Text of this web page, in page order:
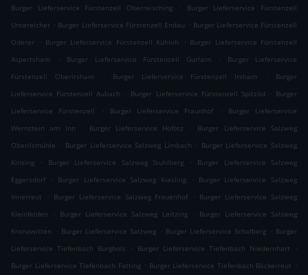
Burger Lieferservice Fürstenzell Oberreisching
.
Burger Lieferservice Fürstenzell
Untereichet . Burger Lieferservice Fürstenzell Endau . Burger Lieferservice Fürstenzell
Oderer . Burger Lieferservice Fürstenzell Kühloh . Burger Lieferservice Fürstenzell
Aspertsham
. Burger Lieferservice Fürstenzell Gurlarn .
Burger Lieferservice
Fürstenzell Oberirsham
. Burger Lieferservice Fürstenzell Irsham .
Burger
Lieferservice Fürstenzell Aubach
. Burger Lieferservice Fürstenzell Spitzöd . Burger
Lieferservice Fürstenzell
. Burger Lieferservice Fraunhof .
Burger Lieferservice
Wernstein am Inn
. Burger Lieferservice Hofötz .
Burger Lieferservice Salzweg
Oberilzmühle
. Burger Lieferservice Salzweg Limbach . Burger Lieferservice Salzweg
Kinsing
. Burger Lieferservice Salzweg Stuhlberg .
Burger Lieferservice Salzweg
Eggersdorf
. Burger Lieferservice Salzweg Kiesling .
Burger Lieferservice Salzweg
Innerreut
. Burger Lieferservice Salzweg Frauenhof . Burger Lieferservice Salzweg
Kleinfelden
. Burger Lieferservice Salzweg Leitzing . Burger Lieferservice Salzweg
Kronawitten . Burger Lieferservice Salzweg . Burger Lieferservice Schafberg . Burger
Lieferservice Tiefenbach Burgholz
. Burger Lieferservice Tiefenbach Niedernhart
.
Burger Lieferservice Tiefenbach Fatting . Burger Lieferservice Tiefenbach Bäckerreut .